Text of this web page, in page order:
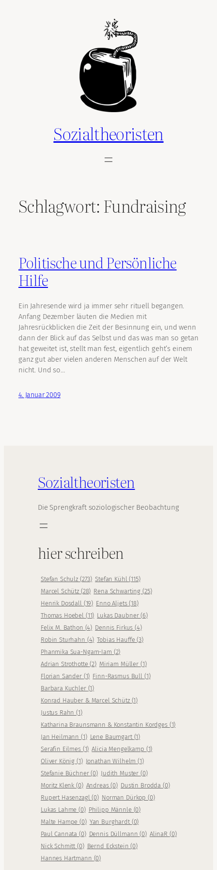
Sozialtheoristen
Schlagwort: Fundraising
Politische und Persönliche
Hilfe
Ein Jahresende wird ja immer sehr rituell begangen.
Anfang Dezember läuten die Medien mit
Jahresrückblicken die Zeit der Besinnung ein, und wenn
dann der Blick auf das Selbst und das was man so getan
hat geweitet ist, stellt man fest, eigentlich geht’s einem
ganz gut aber vielen anderen Menschen auf der Welt
nicht. Und so…
4. Januar 2009
Sozialtheoristen
Die Sprengkraft soziologischer Beobachtung
hier schreiben
Stefan Schulz (273) Stefan Kühl(115)
Marcel Schütz (28) Rena Schwarting (25)
Henrik Dosdall (19) Enno Aljets(18)
Thomas Hoebel (11) Lukas Daubner(6)
Felix M. Bathon (4) Dennis Firkus(4)
Robin Sturhahn (4) Tobias Hauffe(3)
Phanmika Sua-Ngam-Iam (2)
Adrian Strothotte(2) Miriam Müller (1)
Florian Sander (1) Finn-Rasmus Bull (1)
Barbara Kuchler (1)
Konrad Hauber & Marcel Schütz (1)
Justus Rahn(1)
Katharina Braunsmann & Konstantin Kordges (1)
Jan Heilmann(1) Lene Baumgart (1)
Serafin Eilmes (1) Alicia Mengelkamp (1)
Oliver König(1) Jonathan Wilhelm(1)
Stefanie Büchner(0) Judith Muster (0)
Moritz Klenk(0) Andreas(0) Dustin Brodda (0)
Rupert Hasenzagl(0) Norman Dürkop (0)
Lukas Lahme(0) Philipp Männle (0)
Malte Hampe(0) Yan Burghardt (0)
Paul Cannata(0) Dennis Düllmann(0) AlinaR (0)
Nick Schmitt(0) Bernd Eckstein(0)
Hannes Hartmann (0)